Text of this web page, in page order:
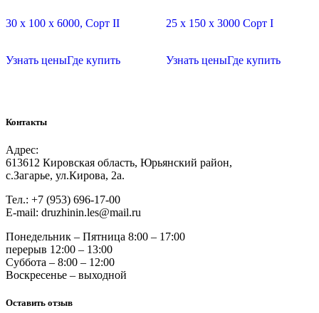
30 х 100 х 6000, Сорт II
Узнать ценыГде купить
25 х 150 х 3000 Сорт I
Узнать ценыГде купить
Контакты
Адрес:
613612 Кировская область, Юрьянский район,
с.Загарье, ул.Кирова, 2а.
Тел.: +7 (953) 696-17-00
Е-mail: druzhinin.les@mail.ru
Понедельник – Пятница 8:00 – 17:00
перерыв 12:00 – 13:00
Суббота – 8:00 – 12:00
Воскресенье – выходной
Оставить отзыв